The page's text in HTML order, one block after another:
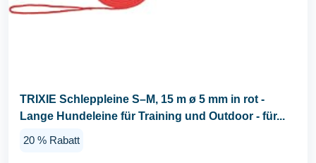
TRIXIE Schleppleine S–M, 15 m ø 5 mm in rot -
Lange Hundeleine für Training und Outdoor - für...
20 % Rabatt